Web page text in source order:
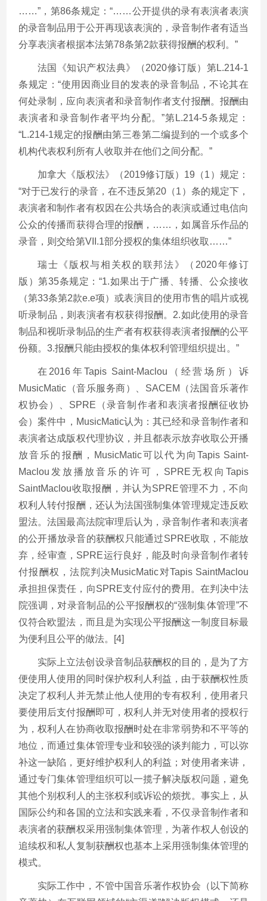
……”，第86条规定：“……公开提供的录有表演者表演
的录音制品用于公开再现该表演的，录音制作者有适当
分享表演者根据本法第78条第2款获得报酬的权利。”
法国《知识产权法典》（2020修订版）第L.214-1
条规定：“使用因商业目的发表的录音制品，不论其在
何处录制，应向表演者和录音制作者支付报酬。报酬由
表演者和录音制作者平均分配。”第L.214-5条规定：
“L.214-1规定的报酬由第三卷第二编提到的一个或多个
机构代表权利所有人收取并在他们之间分配。”
加拿大《版权法》（2019修订版）19（1）规定：
“对于已发行的录音，在不违反第20（1）条的规定下，
表演者和制作者有权因在公共场合的表演或通过电信向
公众的传播而获得合理的报酬，……，如属音乐作品的
录音，则交给第VII.1部分授权的集体组织收取……”
瑞士《版权与相关权的联邦法》（2020年修订
版）第35条规定：“1.如果出于广播、转播、公众接收
（第33条第2款e.e项）或表演目的使用市售的唱片或视
听录制品，则表演者有权获得报酬。2.如此使用的录音
制品和视听录制品的生产者有权获得表演者报酬的公平
份额。3.报酬只能由授权的集体权利管理组织提出。”
在2016年Tapis Saint-Maclou（经营场所）诉
MusicMatic（音乐服务商）、SACEM（法国音乐著作
权协会）、SPRE（录音制作者和表演者报酬征收协
会）案件中，MusicMatic认为：其已经和录音制作者和
表演者达成版权代理协议，并且都表示放弃收取公开播
放音乐的报酬，MusicMatic可以代为向Tapis Saint-
Maclou发放播放音乐的许可，SPRE无权向Tapis
SaintMaclou收取报酬，并认为SPRE管理不力，不向
权利人转付报酬，还认为法国强制集体管理规定违反欧
盟法。法国最高法院审理后认为，录音制作者和表演者
的公开播放录音的获酬权只能通过SPRE收取，不能放
弃，经审查，SPRE运行良好，能及时向录音制作者转
付报酬权，法院判决MusicMatic对Tapis SaintMaclou
承担担保责任，向SPRE支付应付的费用。在判决中法
院强调，对录音制品的公平报酬权的“强制集体管理”不
仅符合欧盟法，而且是为实现公平报酬这一制度目标最
为便利且公平的做法。[4]
实际上立法创设录音制品获酬权的目的，是为了方
便使用人使用的同时保护权利人利益，由于获酬权性质
决定了权利人并无禁止他人使用的专有权利，使用者只
要使用后支付报酬即可，权利人并无对使用者的授权行
为，权利人在协商收取报酬时处在非常弱势和不平等的
地位，而通过集体管理专业和较强的谈判能力，可以弥
补这一缺陷，更好维护权利人的利益；对使用者来讲，
通过专门集体管理组织可以一揽子解决版权问题，避免
其他个别权利人的主张权利或诉讼的烦扰。事实上，从
国际公约和各国的立法和实践来看，不仅录音制作者和
表演者的获酬权采用强制集体管理，为著作权人创设的
追续权和私人复制获酬权也基本上采用强制集体管理的
模式。
实际工作中，不管中国音乐著作权协会（以下简称